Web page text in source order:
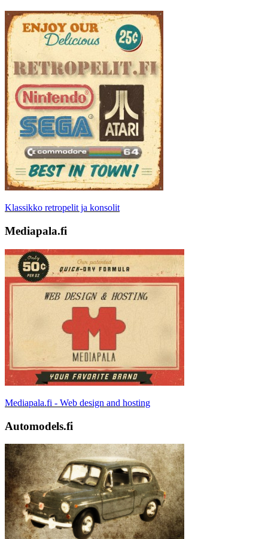
Klassikko retropelit ja konsolit
Mediapala.fi
Mediapala.fi - Web design and hosting
Automodels.fi